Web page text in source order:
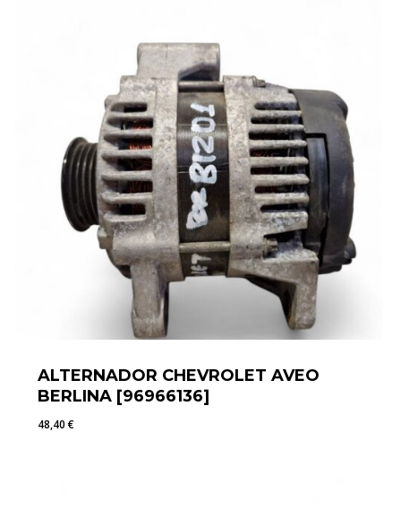
ALTERNADOR CHEVROLET AVEO
BERLINA [96966136]
48,40€